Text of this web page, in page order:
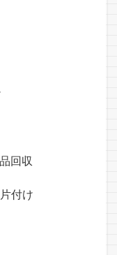
回収
付け